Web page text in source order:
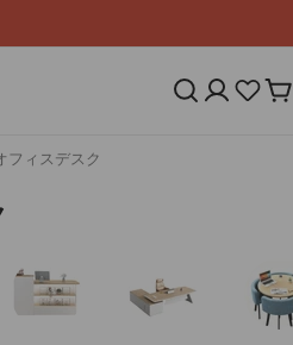
カ
フィスデスク